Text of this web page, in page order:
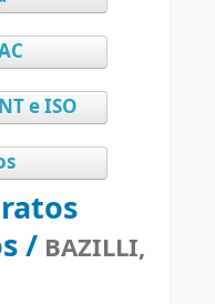
e ISO
/ BAZILLI,